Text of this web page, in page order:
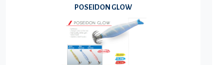
POSEIDON GLOW